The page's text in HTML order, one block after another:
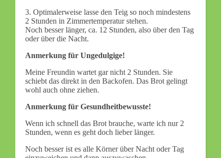
3. Optimalerweise lasse den Teig so noch mindestens
2 Stunden in Zimmertemperatur stehen.
Noch besser länger, ca. 12 Stunden, also über den Tag
oder über die Nacht.
Anmerkung für Ungedulgige!
Meine Freundin wartet gar nicht 2 Stunden. Sie
schiebt das direkt in den Backofen. Das Brot gelingt
wohl auch ohne ziehen.
Anmerkung für Gesundheitbewusste!
Wenn ich schnell das Brot brauche, warte ich nur 2
Stunden, wenn es geht doch lieber länger.
Noch besser ist es alle Körner über Nacht oder Tag